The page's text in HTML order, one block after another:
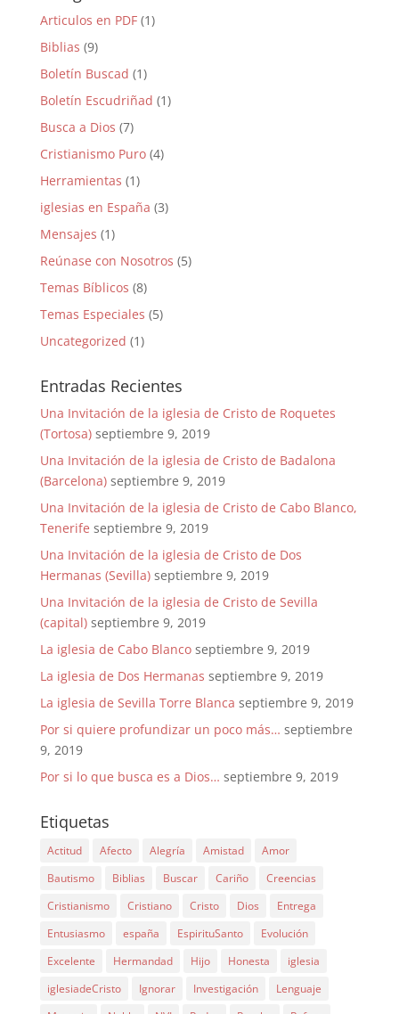
Articulos en PDF(1)
Biblias (9)
Boletín Buscad (1)
Boletín Escudriñad (1)
Busca a Dios (7)
Cristianismo Puro(4)
Herramientas (1)
iglesias en España (3)
Mensajes (1)
Reúnase con Nosotros (5)
Temas Bíblicos (8)
Temas Especiales (5)
Uncategorized (1)
Entradas Recientes
Una Invitación de la iglesia de Cristo de Roquetes
(Tortosa) septiembre 9, 2019
Una Invitación de la iglesia de Cristo de Badalona
(Barcelona) septiembre 9, 2019
Una Invitación de la iglesia de Cristo de Cabo Blanco,
Tenerife septiembre 9, 2019
Una Invitación de la iglesia de Cristo de Dos
Hermanas (Sevilla) septiembre 9, 2019
Una Invitación de la iglesia de Cristo de Sevilla
(capital) septiembre 9, 2019
La iglesia de Cabo Blanco septiembre 9, 2019
La iglesia de Dos Hermanas septiembre 9, 2019
La iglesia de Sevilla Torre Blanca septiembre 9, 2019
Por si quiere profundizar un poco más… septiembre
9, 2019
Por si lo que busca es a Dios… septiembre 9, 2019
Etiquetas
Actitud Afecto Alegría Amistad
Amor
Bautismo
Biblias Buscar Cariño
Creencias
Cristianismo
Cristiano Cristo Dios
Entrega
Entusiasmo
españa EspirituSanto
Evolución
Excelente
Hermandad Hijo Honesta
iglesia
iglesiadeCristo
Ignorar Investigación
Lenguaje